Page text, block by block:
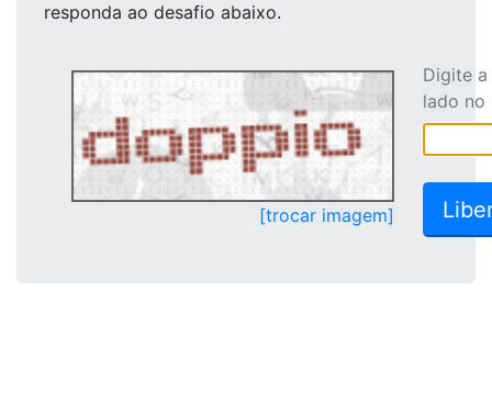
responda ao desafio abaixo.
[trocar imagem]
Digite
lado no